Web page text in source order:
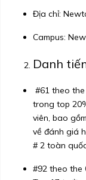
Địa chỉ:
Campus:
Danh
#61 theo
trong top
viên, bao
về đánh giá
# 2 toàn
#92 theo the